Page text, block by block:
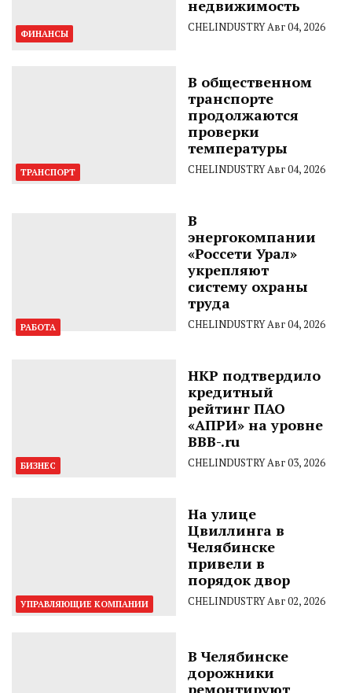
ФИНАНСЫ
недвижимость
CHELINDUSTRYАвг 04, 2026
ТРАНСПОРТ
В общественном
транспорте
продолжаются
проверки
температуры
CHELINDUSTRYАвг 04, 2026
РАБОТА
В
энергокомпании
«Россети Урал»
укрепляют
систему охраны
труда
CHELINDUSTRYАвг 04, 2026
БИЗНЕС
НКР подтвердило
кредитный
рейтинг ПАО
«АПРИ» на уровне
BBB-.ru
CHELINDUSTRYАвг 03, 2026
УПРАВЛЯЮЩИЕ КОМПАНИИ
На улице
Цвиллинга в
Челябинске
привели в
порядок двор
CHELINDUSTRYАвг 02, 2026
В Челябинске
дорожники
ремонтируют